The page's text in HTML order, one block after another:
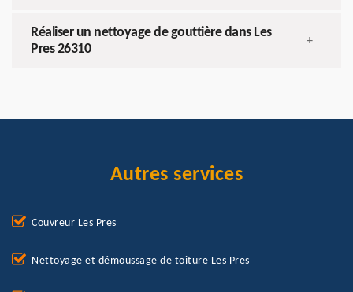
Réaliser un nettoyage de gouttière dans Les
Pres 26310
+
Autres services
Couvreur Les Pres
Nettoyage et démoussage de toiture Les Pres